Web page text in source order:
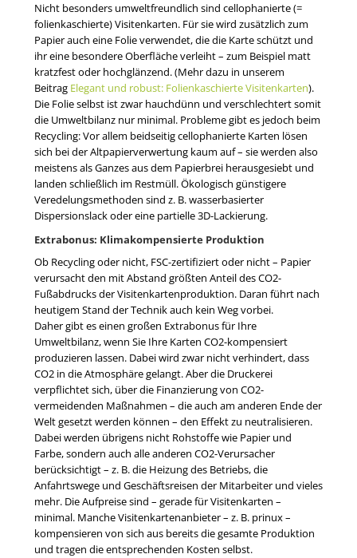
Nicht besonders umweltfreundlich sind cellophanierte (=
folienkaschierte) Visitenkarten. Für sie wird zusätzlich zum
Papier auch eine Folie verwendet, die die Karte schützt und
ihr eine besondere Oberfläche verleiht – zum Beispiel matt
kratzfest oder hochglänzend. (Mehr dazu in unserem
Beitrag Elegant und robust: Folienkaschierte Visitenkarten).
Die Folie selbst ist zwar hauchdünn und verschlechtert somit
die Umweltbilanz nur minimal. Probleme gibt es jedoch beim
Recycling: Vor allem beidseitig cellophanierte Karten lösen
sich bei der Altpapierverwertung kaum auf – sie werden also
meistens als Ganzes aus dem Papierbrei herausgesiebt und
landen schließlich im Restmüll. Ökologisch günstigere
Veredelungsmethoden sind z. B. wasserbasierter
Dispersionslack oder eine partielle 3D-Lackierung.
Extrabonus: Klimakompensierte Produktion
Ob Recycling oder nicht, FSC-zertifiziert oder nicht – Papier
verursacht den mit Abstand größten Anteil des CO2-
Fußabdrucks der Visitenkartenproduktion. Daran führt nach
heutigem Stand der Technik auch kein Weg vorbei.
Daher gibt es einen großen Extrabonus für Ihre
Umweltbilanz, wenn Sie Ihre Karten CO2-kompensiert
produzieren lassen. Dabei wird zwar nicht verhindert, dass
CO2 in die Atmosphäre gelangt. Aber die Druckerei
verpflichtet sich, über die Finanzierung von CO2-
vermeidenden Maßnahmen – die auch am anderen Ende der
Welt gesetzt werden können – den Effekt zu neutralisieren.
Dabei werden übrigens nicht Rohstoffe wie Papier und
Farbe, sondern auch alle anderen CO2-Verursacher
berücksichtigt – z. B. die Heizung des Betriebs, die
Anfahrtswege und Geschäftsreisen der Mitarbeiter und vieles
mehr. Die Aufpreise sind – gerade für Visitenkarten –
minimal. Manche Visitenkartenanbieter – z. B. prinux –
kompensieren von sich aus bereits die gesamte Produktion
und tragen die entsprechenden Kosten selbst.